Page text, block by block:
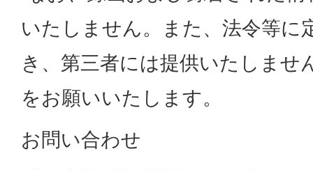
いたしません。また、法令等に
き、第三者には提供いたしませ
をお願いいたします。
お問い合わせ